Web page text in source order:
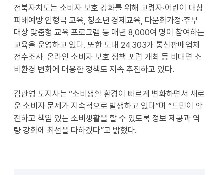
전북자치도는 소비자 보호 강화를 위해 고령자·어린이 대상
피해예방 인형극 교육, 청소년 경제교육, 다문화가정·주부
대상 맞춤형 교육 프로그램 등 매년 8,000여 명이 참여하는
교육을 운영하고 있다. 또한 도내 24,303개 통신판매업체
전수조사, 온라인 소비자 보호 정책 포럼 개최 등 비대면 소
비환경 변화에 대응한 정책도 지속 추진하고 있다.
김관영 도지사는 “소비생활 환경이 빠르게 변화하면서 새로
운 소비자 문제가 지속적으로 발생하고 있다”며 “도민이 안
전하고 책임 있는 소비생활을 할 수 있도록 정보 제공과 역
량 강화에 최선을 다하겠다”고 밝혔다.